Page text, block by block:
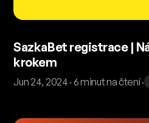
SazkaBet registrace |
krokem
Jun 24, 2024 · 6 minut na čtení ·